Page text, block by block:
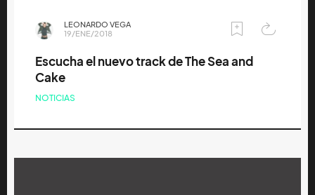
LEONARDO VEGA
19/ENE/2018
Escucha el nuevo track de The Sea and
Cake
NOTICIAS